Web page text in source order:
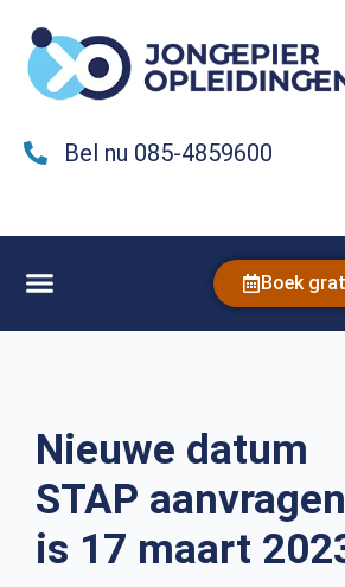
Bel nu 085-4859600
Boek
Nieuwe datum
STAP aanvragen
is 17 maart